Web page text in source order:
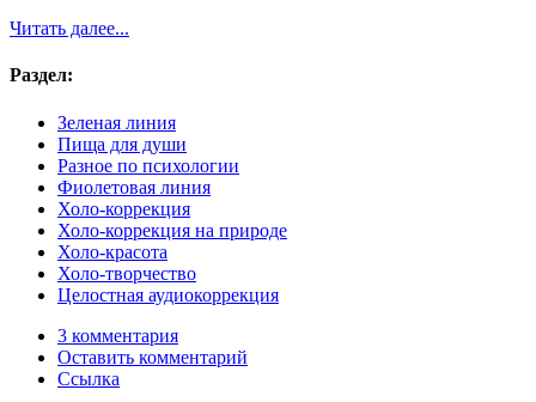
Читать далее...
Раздел:
Зеленая линия
Пища для души
Разное по психологии
Фиолетовая линия
Холо-коррекция
Холо-коррекция на природе
Холо-красота
Холо-творчество
Целостная аудиокоррекция
3 комментария
Оставить комментарий
Ссылка